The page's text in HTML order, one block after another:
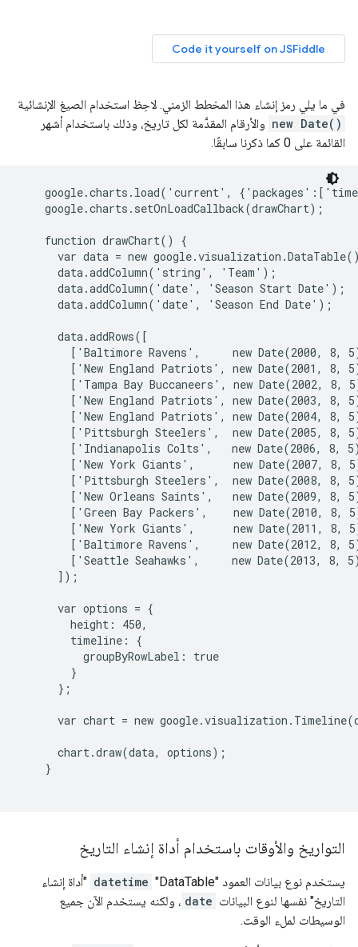
في ما يلي رمز إنشاء هذا المخطط الزمني. لاحِظ استخدام الصيغ الإنشائية
new Date() والأرقام المقدَّمة لكل تاريخ، وذلك باستخدام أشهر
القائمة على 0 كما ذكرنا سابقًا.
google.charts.load('current',
    google.charts.setOnLoadCallback(drawChart);
    function drawChart() {
var data = new
      data.addColumn('string', 'Team');
      data.addColumn('date', 'Season Start Date');
      data.addColumn('date', 'Season End Date');
      data.addRows([
['Baltimore Ravens',     new Date(2000, 8,
['New England Patriots', new Date(2001, 8,
['Tampa Bay Buccaneers', new Date(2002, 8,
['New England Patriots', new Date(2003, 8,
['New England Patriots', new Date(2004, 8,
['Pittsburgh Steelers',  new Date(2005, 8,
['Indianapolis Colts',   new Date(2006, 8,
['New York Giants',      new Date(2007, 8,
['Pittsburgh Steelers',  new Date(2008, 8,
['New Orleans Saints',   new Date(2009, 8,
['Green Bay Packers',    new Date(2010, 8,
['New York Giants',      new Date(2011, 8,
['Baltimore Ravens',     new Date(2012, 8,
['Seattle Seahawks',     new Date(2013, 8,
      ]);
      var options = {
        height: 450,
        timeline: {
          groupByRowLabel: true
        }
      };
var chart = new
      chart.draw(data, options);
    }
التواريخ والأوقات باستخدام أداة إنشاء التاريخ
يستخدم نوع بيانات العمود "DataTable" datetime "أداة إنشاء
التاريخ" نفسها لنوع البيانات date ، ولكنه يستخدم الآن جميع
الوسيطات لملء الوقت.